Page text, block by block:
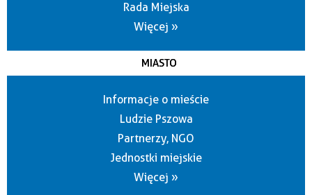
Rada Miejska
Więcej »
MIASTO
Informacje o mieście
Ludzie Pszowa
Partnerzy, NGO
Jednostki miejskie
Więcej »